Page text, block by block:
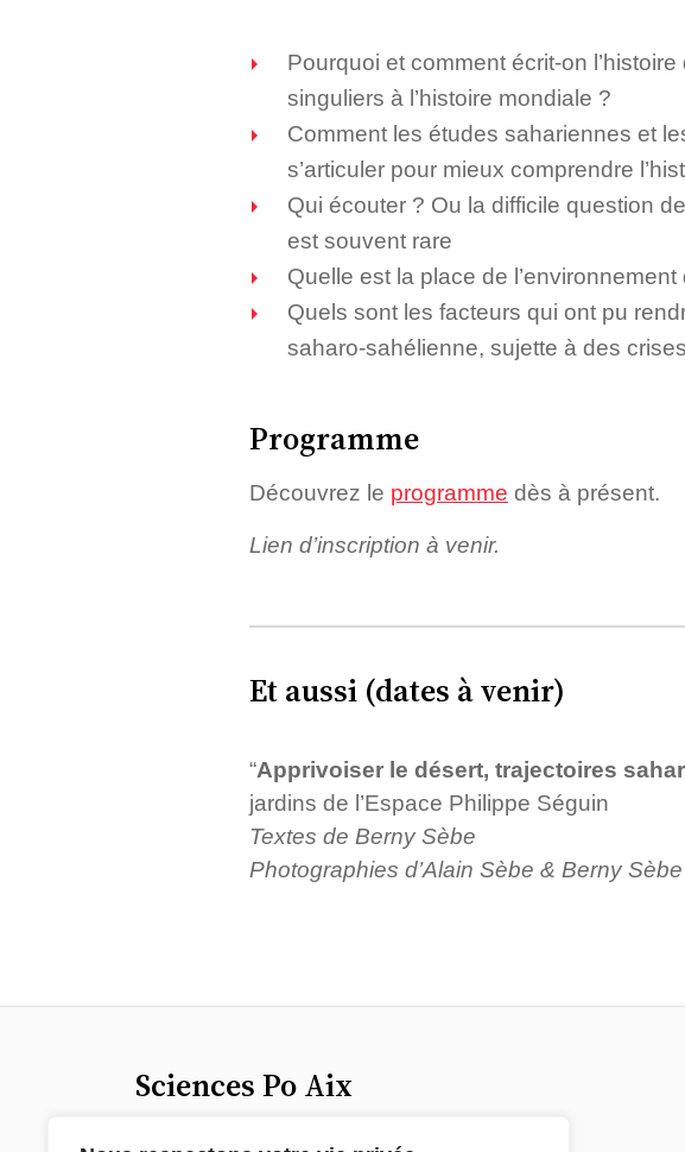
Pourquoi et comment écrit-on
singuliers à l’histoire mondiale ?
Comment les études sahariennes et
s’articuler pour mieux comprendre
Qui écouter ? Ou la difficile question
est souvent rare
Quelle est la place de
Quels sont les facteurs qui ont pu
saharo-sahélienne, sujette à des
Programme
Découvrez le programme dès à présent.
Lien d’inscription à venir.
Et aussi (dates à venir)
“Apprivoiser le désert, trajectoires
jardins de l’Espace Philippe Séguin
Textes de Berny Sèbe
Photographies d’Alain Sèbe & Berny Sèbe
Sciences Po Aix